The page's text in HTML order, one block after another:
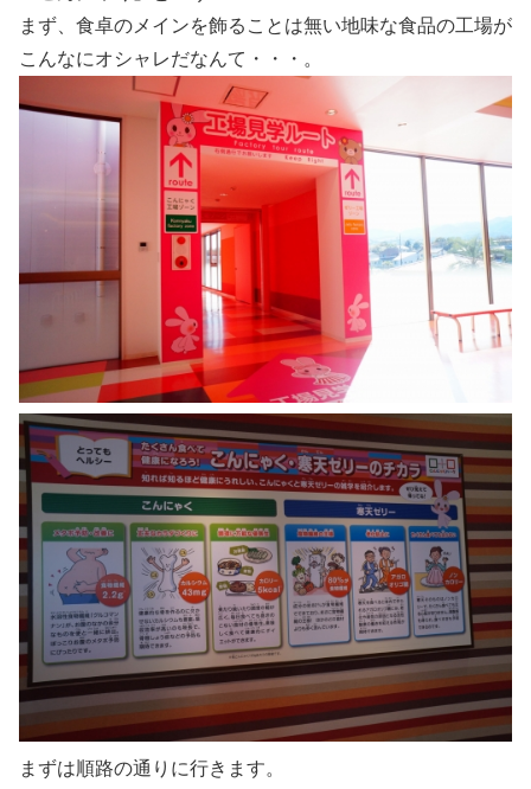
まず、食卓のメインを飾ることは無い地味な食品の工場が
こんなにオシャレだなんて・・・。
まずは順路の通りに行きます。